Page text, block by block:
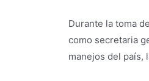
Durante la toma
como secretaria
manejos del país,